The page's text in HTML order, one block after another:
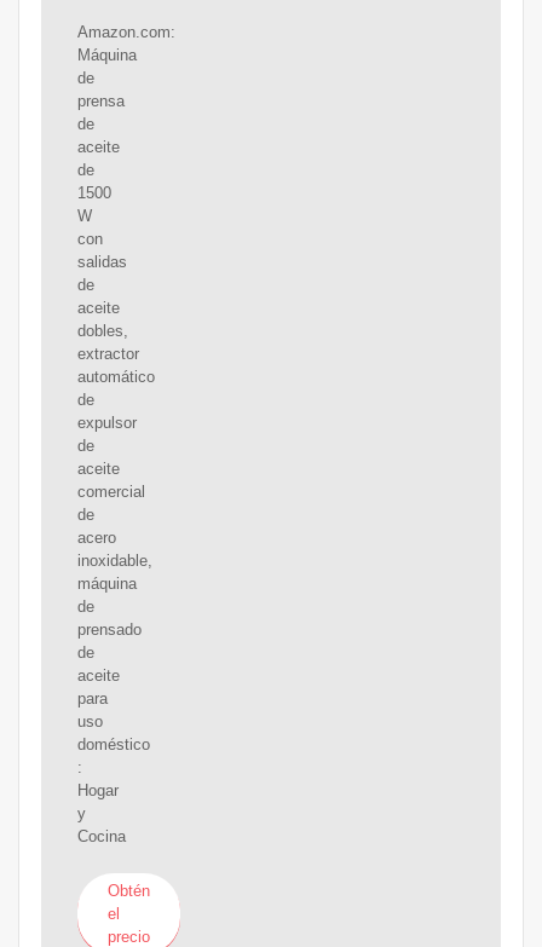
Amazon.com:
Máquina
de
prensa
de
aceite
de
1500
W
con
salidas
de
aceite
dobles,
extractor
automático
de
expulsor
de
aceite
comercial
de
acero
inoxidable,
máquina
de
prensado
de
aceite
para
uso
doméstico
:
Hogar
y
Cocina
Obtén
el
precio